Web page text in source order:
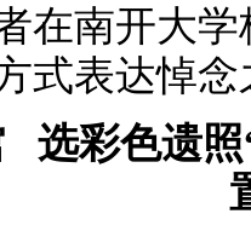
在南开大
式表达悼念
选彩色遗照